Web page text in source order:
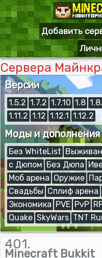
Добавить
Сервера
Версии
1.5.2 1.7.2 1.7.10 1.8
1.11.2 1.12 1.12.1 1.12.2
Моды и дополнения
Без WhiteList
с Дюпом Без Дюпа
Моб арена Оружие
Свадьбы Сплиф арена
Экономика PVE PvP
Quake SkyWars TNT
401.
Minecraft Bukkit